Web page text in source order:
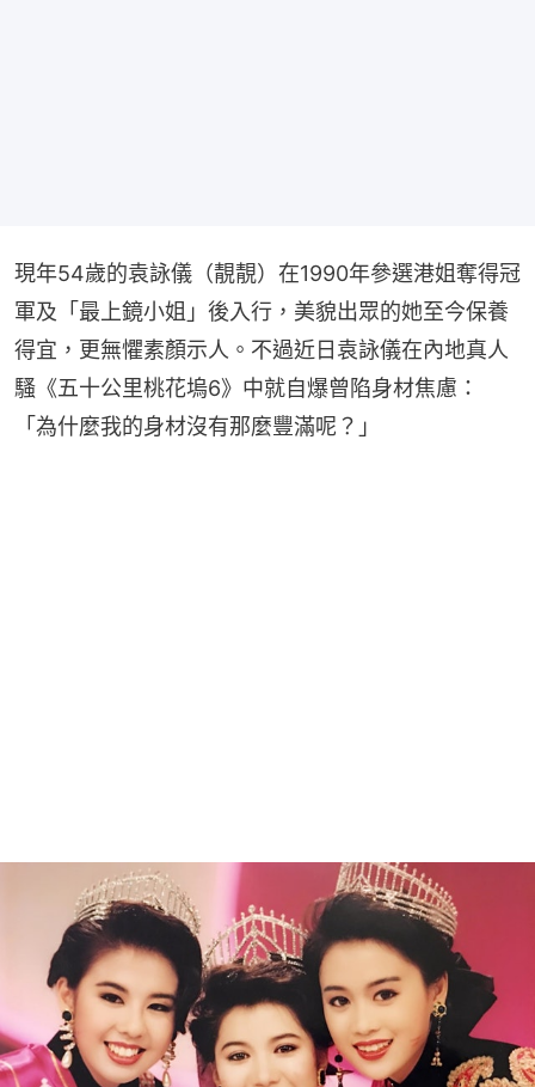
現年54歲的袁詠儀（靚靚）在1990年參選港姐奪得冠
軍及「最上鏡小姐」後入行，美貌出眾的她至今保養
得宜，更無懼素顏示人。不過近日袁詠儀在內地真人
騷《五十公里桃花塢6》中就自爆曾陷身材焦慮：
「為什麼我的身材沒有那麼豐滿呢？」